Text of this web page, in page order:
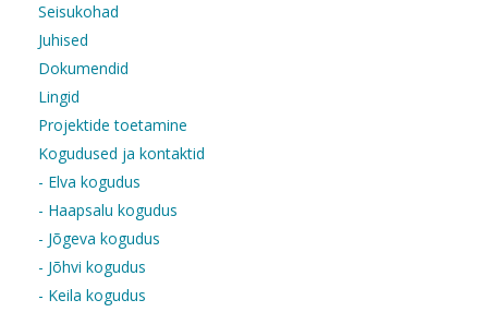
Seisukohad
Juhised
Dokumendid
Lingid
Projektide toetamine
Kogudused ja kontaktid
- Elva kogudus
- Haapsalu kogudus
- Jõgeva kogudus
- Jõhvi kogudus
- Keila kogudus